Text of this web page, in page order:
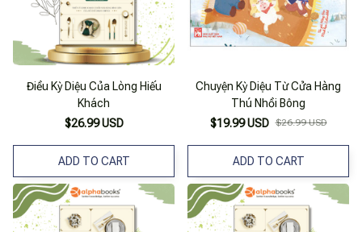
Điều Kỳ Diệu Của Lòng Hiếu
Khách
$26.99 USD
ADD TO CART
Chuyện Kỳ Diệu Từ Cửa Hàng
Thú Nhồi Bông
$19.99 USD $26.99 USD
ADD TO CART